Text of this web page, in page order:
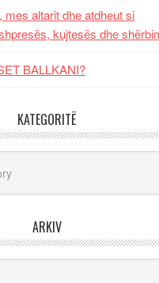
mes altarit dhe atdheut si
kujtesës dhe
BALLKANI?
KATEGORITË
ARKIV